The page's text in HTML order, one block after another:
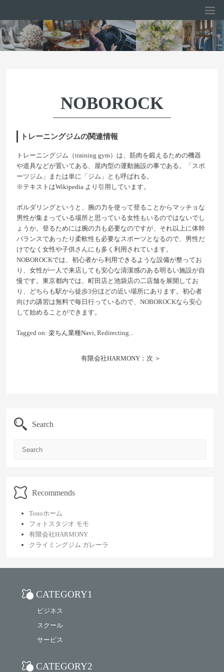
NOBOROCK
トレーニングジムの関連情報
トレーニングジム（training gym）は、筋肉を鍛えるための機器
や道具などが置いてある、屋内型の運動施設の事である。「スポ
ーツジム」または単に「ジム」とも呼ばれる。
※テキストはWikipedia より引用しています。
ボルダリングというと、腕の力を使って登ることからマッチョな
男性が集まっている場所と思っている女性もいるのではないでし
ょうか。登るためには腕の力も必要なのですが、それ以上に体幹
バランスであったり柔軟性も必要なスポーツとなるので、男性だ
けでなく女性や子供さんにも多く利用されています。
NOBOROCKでは、初心者から利用できるような設備が整ってお
り、女性が一人で来店しても安心な清潔感のある明るい施設が自
慢です。東京都内では、町田店と池袋店の二店舗を展開してお
り、どちらも駅から徒歩3分ほどの近い場所にあります。初心者
向けの講習は無料で毎日行っているので、NOBOROCKなら安心
して始めることができます。
Tagged on:楽ちん業種Navi, Redirecting...
有限会社HARMONY：次 ＞
Search
Recommends
Tonoホーム
フォトスタジオ モモ
有限会社HARMONY
クライミングジム ガレーラ
CATEGORY1
ビジネス
スクール
サービス
CATEGORY2